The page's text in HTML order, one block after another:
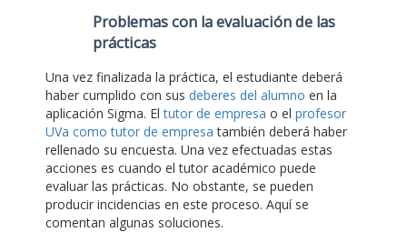
Problemas con la evaluación de las
prácticas
Una vez finalizada la práctica, el estudiante deberá
haber cumplido con sus deberes del alumno en la
aplicación Sigma. Eltutor de empresa o el profesor
UVa como tutor de empresa también deberá haber
rellenado su encuesta. Una vez efectuadas estas
acciones es cuando el tutor académico puede
evaluar las prácticas. No obstante, se pueden
producir incidencias en este proceso. Aquí se
comentan algunas soluciones.